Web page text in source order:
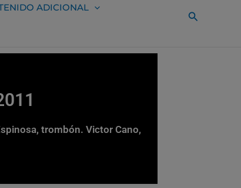
ADICIONAL
Buscar
trombón. Victor Cano,